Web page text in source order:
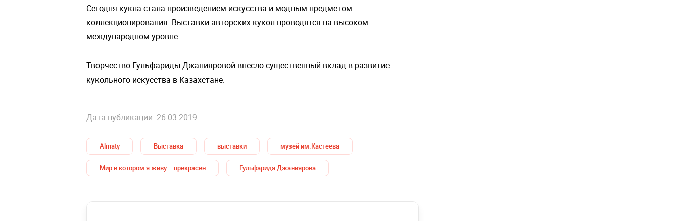
Сегодня кукла стала произведением искусства и модным предметом
коллекционирования. Выставки авторских кукол проводятся на высоком
международном уровне.
Творчество Гульфариды Джанияровой внесло существенный вклад в развитие
кукольного искусства в Казахстане.
Дата публикации: 26.03.2019
Almaty Выставка выставки музей им.Кастеева
Мир в котором я живу – прекрасен Гульфарида Джаниярова